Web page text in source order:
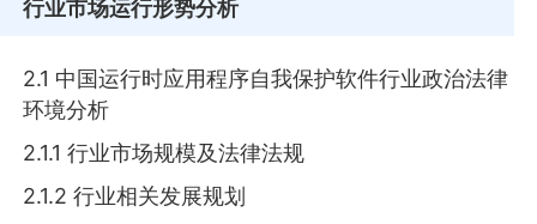
行业市场运行形势分析
2.1 中国运行时应用程序自我保护软件行业政治法律
环境分析
2.1.1 行业市场规模及法律法规
2.1.2 行业相关发展规划